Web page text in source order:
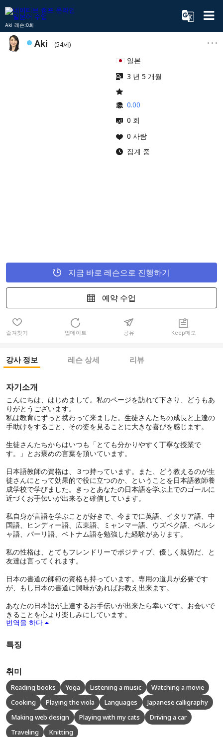
Aki 레슨:0회
Aki (54세)
일본
3 년 5 개월
0.00
0 회
0 사람
집계 중
지금 바로 레슨으로 진행하기
예약 수업
즐겨찾기 업데이트 공유 Keep메모
강사 정보 레슨 상세 리뷰
자기소개
こんにちは、はじめまして。私のページを訪れて下さり、どうもあ
りがとうございます。
私は教育にずっと携わって来ました。生徒さんたちの成長と上達の
手助けをすること、その姿を見ることに大きな喜びを感じます。
生徒さんたちからはいつも「とても分かりやすく丁寧な授業で
す。」とお褒めの言葉を頂いています。
日本語教師の資格は、３つ持っています。また、どう教えるのが生
徒さんにとって効果的で役に立つのか、ということを日本語教師養
成学校で学びました。きっとあなたの日本語を学ぶ上でのゴールに
近づくお手伝いが出来ると確信しています。
私自身が言語を学ぶことが好きで、今までに英語、イタリア語、中
国語、ヒンディー語、広東語、ミャンマー語、ウズベク語、ペルシ
ャ語、パーリ語、ベトナム語を勉強した経験があります。
私の性格は、とてもフレンドリーでポジティブ、優しく親切だ、と
友達は言ってくれます。
日本の書道の師範の資格も持っています。専用の道具が必要です
が、もし日本の書道に興味があればお教え出来ます。
あなたの日本語が上達するお手伝いが出来たら幸いです。お会いで
きることを心より楽しみにしています。
번역을 하다
특징
취미
Reading books Yoga Listening a music
Watching a movie
Cooking
Playing the viola Languages
Japanese calligraphy
Making web design
Playing with my cats
Driving a car
Traveling
Knitting